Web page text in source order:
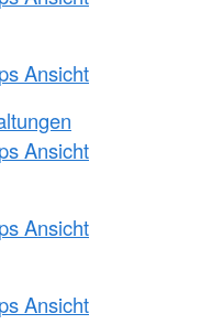
Ansicht
Ansicht
Ansicht
Ansicht